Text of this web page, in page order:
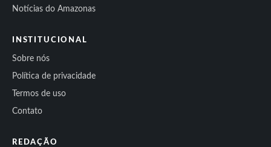
Notícias do Amazonas
INSTITUCIONAL
Sobre nós
Política de privacidade
Termos de uso
Contato
REDAÇÃO